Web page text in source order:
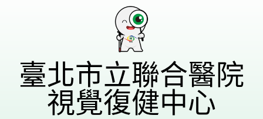
臺北市立聯合醫院
視覺復健中心